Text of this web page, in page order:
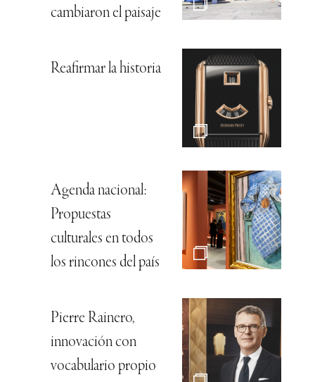
cambiaron el paisaje
Reafirmar la historia
Agenda nacional:
Propuestas
culturales en todos
los rincones del país
Pierre Rainero,
innovación con
vocabulario propio